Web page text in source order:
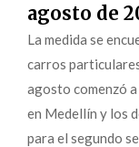
agosto de
La medida se
carros
agosto comenzó
en Medellín y los
para el segundo